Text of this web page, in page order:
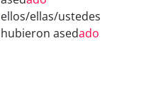
ellos/ellas/ustedes
hubieron asedado